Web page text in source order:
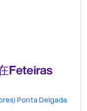
Feteiras
Ponta Delgada